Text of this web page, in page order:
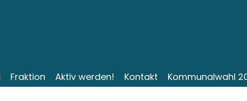
Fraktion Aktiv werden! Kontakt Kommunalwahl